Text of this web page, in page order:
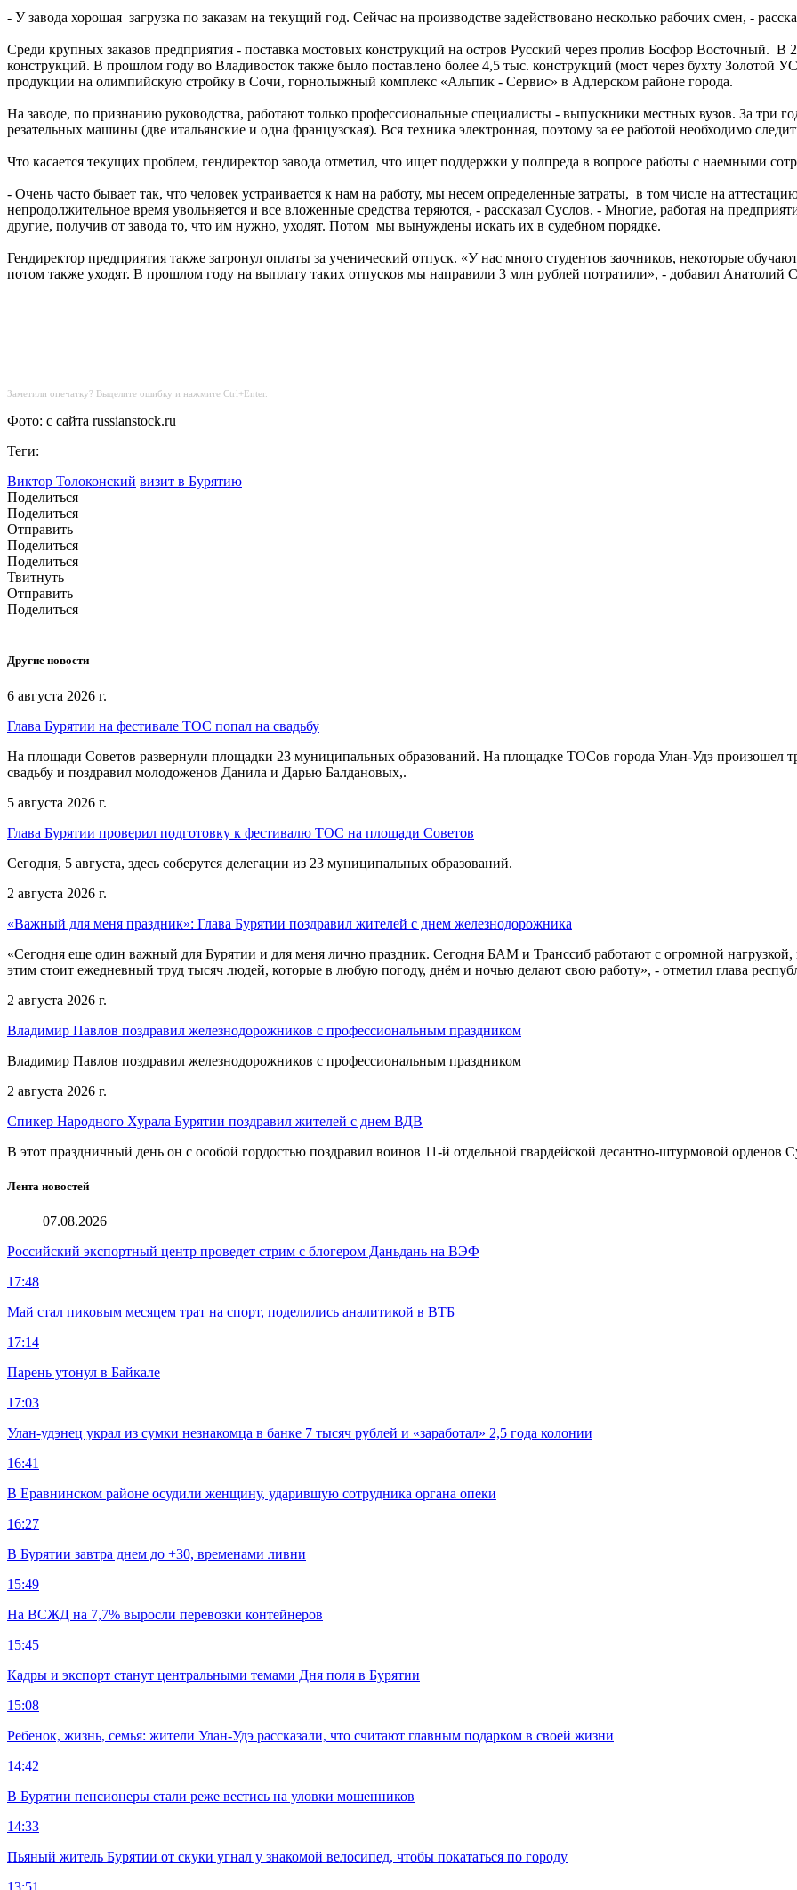
- У завода хорошая загрузка по заказам на текущий год. Сейчас на производстве задействовано несколько рабочих смен, -
Среди крупных заказов предприятия - поставка мостовых конструкций на остров Русский через пролив Босфор Восточный. В
конструкций. В прошлом году во Владивосток также было поставлено более 4,5 тыс. конструкций (мост через бухту Золотой
продукции на олимпийскую стройку в Сочи, горнолыжный комплекс «Альпик - Сервис» в Адлерском районе города.
На заводе, по признанию руководства, работают только профессиональные специалисты - выпускники местных вузов. За три
резательных машины (две итальянские и одна французская). Вся техника электронная, поэтому за ее работой необходимо
Что касается текущих проблем, гендиректор завода отметил, что ищет поддержки у полпреда в вопросе работы с наемными
- Очень часто бывает так, что человек устраивается к нам на работу, мы несем определенные затраты, в том числе на
непродолжительное время увольняется и все вложенные средства теряются, - рассказал Суслов. - Многие, работая на
другие, получив от завода то, что им нужно, уходят. Потом мы вынуждены искать их в судебном порядке.
Гендиректор предприятия также затронул оплаты за ученический отпуск. «У нас много студентов заочников, некоторые
потом также уходят. В прошлом году на выплату таких отпусков мы направили 3 млн рублей потратили», - добавил Анатолий
Заметили опечатку? Выделите ошибку и нажмите Ctrl+Enter.
Фото: c cайта russianstock.ru
Теги:
Виктор Толоконский визит в Бурятию
Поделиться
Поделиться
Отправить
Поделиться
Поделиться
Твитнуть
Отправить
Поделиться
Другие новости
6 августа 2026 г.
Глава Бурятии на фестивале ТОС попал на свадьбу
На площади Советов развернули площадки 23 муниципальных образований. На площадке ТОСов города Улан-Удэ произошел
свадьбу и поздравил молодоженов Данила и Дарью Балдановых,.
5 августа 2026 г.
Глава Бурятии проверил подготовку к фестивалю ТОС на площади Советов
Сегодня, 5 августа, здесь соберутся делегации из 23 муниципальных образований.
2 августа 2026 г.
«Важный для меня праздник»: Глава Бурятии поздравил жителей с днем железнодорожника
«Сегодня еще один важный для Бурятии и для меня лично праздник. Сегодня БАМ и Транссиб работают с огромной
этим стоит ежедневный труд тысяч людей, которые в любую погоду, днём и ночью делают свою работу», - отметил глава
2 августа 2026 г.
Владимир Павлов поздравил железнодорожников с профессиональным праздником
Владимир Павлов поздравил железнодорожников с профессиональным праздником
2 августа 2026 г.
Спикер Народного Хурала Бурятии поздравил жителей с днем ВДВ
В этот праздничный день он с особой гордостью поздравил воинов 11-й отдельной гвардейской десантно-штурмовой орденов
Лента новостей
07.08.2026
Российский экспортный центр проведет стрим с блогером Даньдань на ВЭФ
17:48
Май стал пиковым месяцем трат на спорт, поделились аналитикой в ВТБ
17:14
Парень утонул в Байкале
17:03
Улан-удэнец украл из сумки незнакомца в банке 7 тысяч рублей и «заработал» 2,5 года колонии
16:41
В Еравнинском районе осудили женщину, ударившую сотрудника органа опеки
16:27
В Бурятии завтра днем до +30, временами ливни
15:49
На ВСЖД на 7,7% выросли перевозки контейнеров
15:45
Кадры и экспорт станут центральными темами Дня поля в Бурятии
15:08
Ребенок, жизнь, семья: жители Улан-Удэ рассказали, что считают главным подарком в своей жизни
14:42
В Бурятии пенсионеры стали реже вестись на уловки мошенников
14:33
Пьяный житель Бурятии от скуки угнал у знакомой велосипед, чтобы покататься по городу
13:51